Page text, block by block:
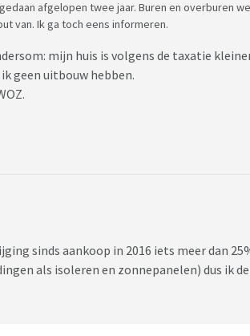
afgelopen twee jaar. Buren en overburen
van. Ik ga toch eens informeren.
mijn huis is volgens de taxatie
geen uitbouw hebben.
sinds aankoop in 2016 iets meer dan
als isoleren en zonnepanelen) dus ik